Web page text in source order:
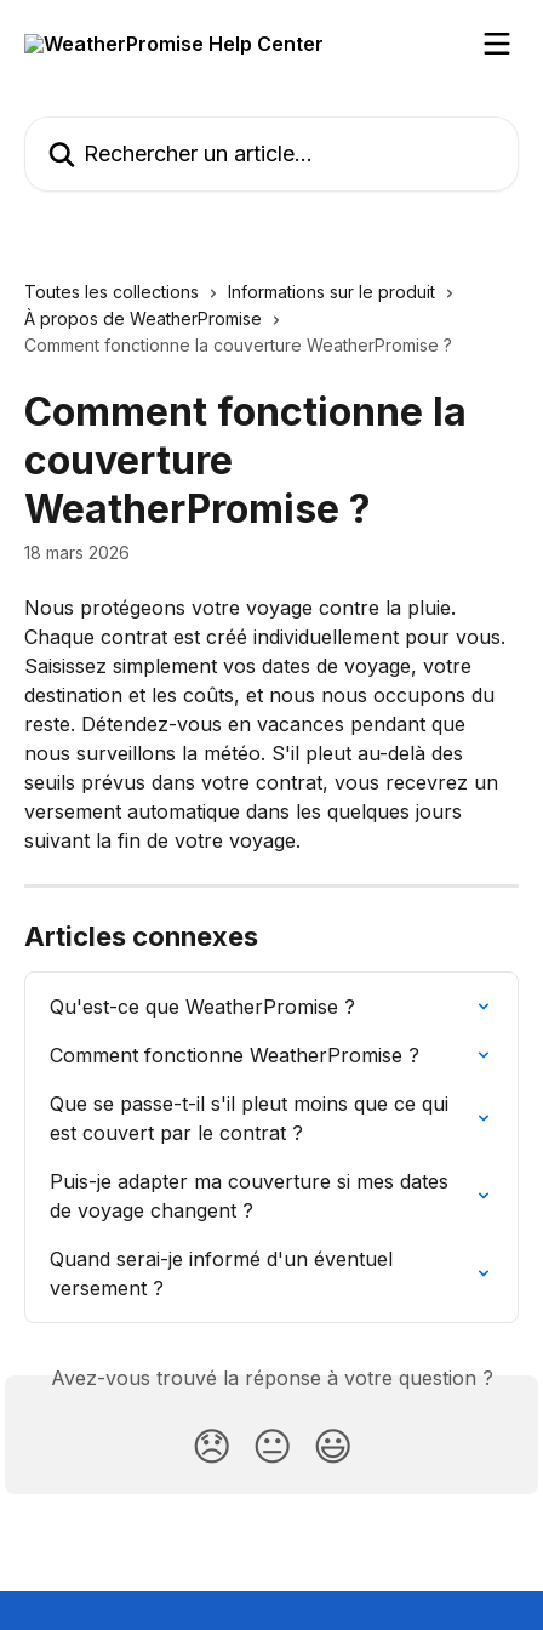
Toutes les collections
Informations sur le produit
À propos de WeatherPromise
Comment fonctionne la couverture WeatherPromise ?
Comment fonctionne la
couverture
WeatherPromise ?
18 mars 2026
Nous protégeons votre voyage contre la pluie.
Chaque contrat est créé individuellement pour vous.
Saisissez simplement vos dates de voyage, votre
destination et les coûts, et nous nous occupons du
reste. Détendez-vous en vacances pendant que
nous surveillons la météo. S'il pleut au-delà des
seuils prévus dans votre contrat, vous recevrez un
versement automatique dans les quelques jours
suivant la fin de votre voyage.
Articles connexes
Qu'est-ce que WeatherPromise ?
Comment fonctionne WeatherPromise ?
Que se passe-t-il s'il pleut moins que ce qui
est couvert par le contrat ?
Puis-je adapter ma couverture si mes dates
de voyage changent ?
Quand serai-je informé d'un éventuel
versement ?
Avez-vous trouvé la réponse à votre question ?
😞 😐 😃